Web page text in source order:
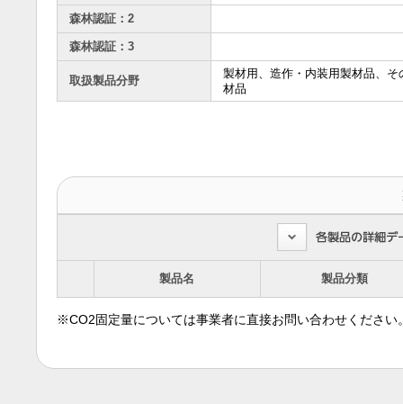
森林認証：2
森林認証：3
取扱製品分野
製材用、造作・内装用製材品、そ
材品
製品名 製品分類
※CO2固定量については事業者に直接お問い合わせください